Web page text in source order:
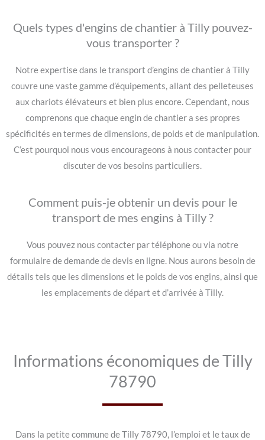
Quels types d'engins de chantier à Tilly pouvez-
vous transporter ?
Notre expertise dans le transport d’engins de chantier à Tilly
couvre une vaste gamme d’équipements, allant des pelleteuses
aux chariots élévateurs et bien plus encore. Cependant, nous
comprenons que chaque engin de chantier a ses propres
spécificités en termes de dimensions, de poids et de manipulation.
C’est pourquoi nous vous encourageons à nous contacter pour
discuter de vos besoins particuliers.
Comment puis-je obtenir un devis pour le
transport de mes engins à Tilly ?
Vous pouvez nous contacter par téléphone ou via notre
formulaire de demande de devis en ligne. Nous aurons besoin de
détails tels que les dimensions et le poids de vos engins, ainsi que
les emplacements de départ et d’arrivée à Tilly.
Informations économiques de Tilly
78790
Dans la petite commune de Tilly 78790, l’emploi et le taux de